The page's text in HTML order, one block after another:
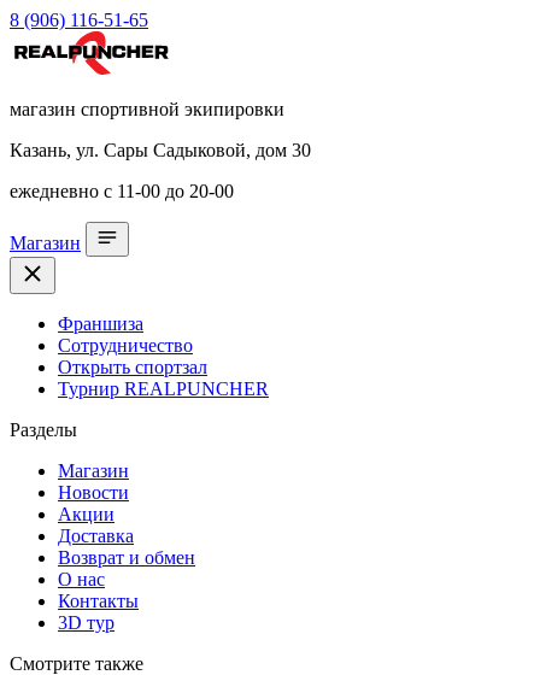
8 (906) 116-51-65
магазин спортивной экипировки
Казань, ул. Сары Садыковой, дом 30
ежедневно с 11-00 до 20-00
Магазин
Франшиза
Сотрудничество
Открыть спортзал
Турнир REALPUNCHER
Разделы
Магазин
Новости
Акции
Доставка
Возврат и обмен
О нас
Контакты
3D тур
Смотрите также